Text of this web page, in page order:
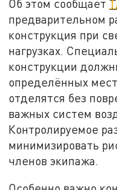
Об этом сообщает
предварительном
конструкция при
нагрузках.
конструкции
определённых
отделятся без
важных систем
Контролируемое
минимизировать
членов экипажа.